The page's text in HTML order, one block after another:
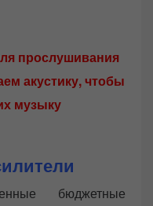
прослушивания
акустику, чтобы
музыку
бюджетные